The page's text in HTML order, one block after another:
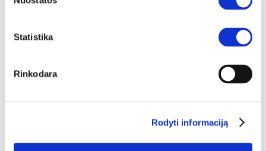
Statistika
Rinkodara
Rodyti informaciją